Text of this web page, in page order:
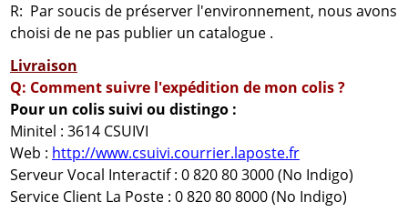
R: Par soucis de préserver l'environnement, nous avons
choisi de ne pas publier un catalogue .
Livraison
Q: Comment suivre l'expédition de mon colis ?
Pour un colis suivi ou distingo :
Minitel : 3614 CSUIVI
Web : http://www.csuivi.courrier.laposte.fr
Serveur Vocal Interactif : 0 820 80 3000 (No Indigo)
Service Client La Poste : 0 820 80 8000 (No Indigo)